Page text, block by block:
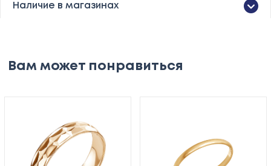
Наличие в магазинах
Вам может понравиться